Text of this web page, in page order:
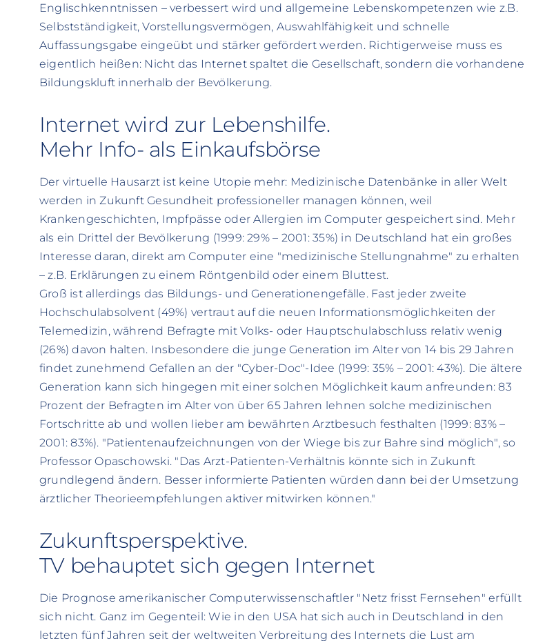
Englischkenntnissen – verbessert wird und allgemeine Lebenskompetenzen wie z.B.
Selbstständigkeit, Vorstellungsvermögen, Auswahlfähigkeit und schnelle
Auffassungsgabe eingeübt und stärker gefördert werden. Richtigerweise muss es
eigentlich heißen: Nicht das Internet spaltet die Gesellschaft, sondern die vorhandene
Bildungskluft innerhalb der Bevölkerung.
Internet wird zur Lebenshilfe.
Mehr Info- als Einkaufsbörse
Der virtuelle Hausarzt ist keine Utopie mehr: Medizinische Datenbänke in aller Welt
werden in Zukunft Gesundheit professioneller managen können, weil
Krankengeschichten, Impfpässe oder Allergien im Computer gespeichert sind. Mehr
als ein Drittel der Bevölkerung (1999: 29% – 2001: 35%) in Deutschland hat ein großes
Interesse daran, direkt am Computer eine "medizinische Stellungnahme" zu erhalten
– z.B. Erklärungen zu einem Röntgenbild oder einem Bluttest.
Groß ist allerdings das Bildungs- und Generationengefälle. Fast jeder zweite
Hochschulabsolvent (49%) vertraut auf die neuen Informationsmöglichkeiten der
Telemedizin, während Befragte mit Volks- oder Hauptschulabschluss relativ wenig
(26%) davon halten. Insbesondere die junge Generation im Alter von 14 bis 29 Jahren
findet zunehmend Gefallen an der "Cyber-Doc"-Idee (1999: 35% – 2001: 43%). Die ältere
Generation kann sich hingegen mit einer solchen Möglichkeit kaum anfreunden: 83
Prozent der Befragten im Alter von über 65 Jahren lehnen solche medizinischen
Fortschritte ab und wollen lieber am bewährten Arztbesuch festhalten (1999: 83% –
2001: 83%). "Patientenaufzeichnungen von der Wiege bis zur Bahre sind möglich", so
Professor Opaschowski. "Das Arzt-Patienten-Verhältnis könnte sich in Zukunft
grundlegend ändern. Besser informierte Patienten würden dann bei der Umsetzung
ärztlicher Theorieempfehlungen aktiver mitwirken können."
Zukunftsperspektive.
TV behauptet sich gegen Internet
Die Prognose amerikanischer Computerwissenschaftler "Netz frisst Fernsehen" erfüllt
sich nicht. Ganz im Gegenteil: Wie in den USA hat sich auch in Deutschland in den
letzten fünf Jahren seit der weltweiten Verbreitung des Internets die Lust am